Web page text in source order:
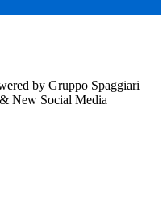
by Gruppo Spaggiari
New Social Media